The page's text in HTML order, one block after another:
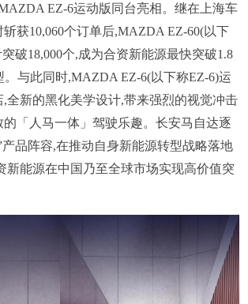
EZ-6运动版同台亮相。继在上海车
斩获10,060个订单后,MAZDA EZ-60(以下
破18,000个,成为合资新能源最快突破1.8
与此同时,MAZDA EZ-6(以下称EZ-6)运
全新的黑化美学设计,带来强烈的视觉冲击
「人马一体」驾驶乐趣。长安马自达逐
产品阵容,在推动自身新能源转型战略落地
新能源在中国乃至全球市场实现高价值突